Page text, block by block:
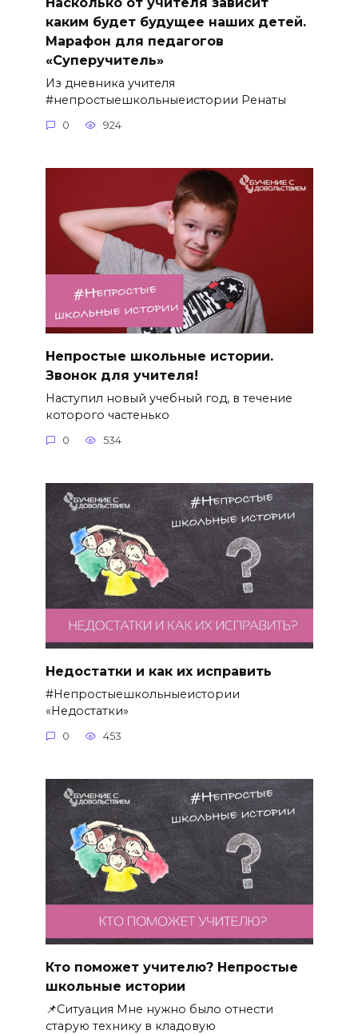
каким будет будущее наших детей.
Марафон для педагогов
«Суперучитель»
Из дневника учителя
#непростыешкольныеистории Ренаты
0 924
Непростые школьные истории.
Звонок для учителя!
Наступил новый учебный год, в течение
которого частенько
0 534
Недостатки и как их исправить
#Непростыешкольныеистории
«Недостатки»
0 453
Кто поможет учителю? Непростые
школьные истории
📌Ситуация Мне нужно было отнести
старую технику в кладовую